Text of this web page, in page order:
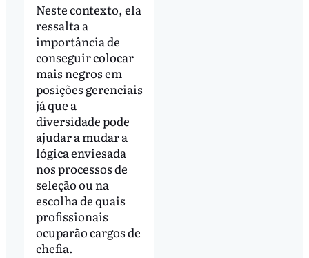
Neste contexto, ela
ressalta a
importância de
conseguir colocar
mais negros em
posições gerenciais
já que a
diversidade pode
ajudar a mudar a
lógica enviesada
nos processos de
seleção ou na
escolha de quais
profissionais
ocuparão cargos de
chefia.